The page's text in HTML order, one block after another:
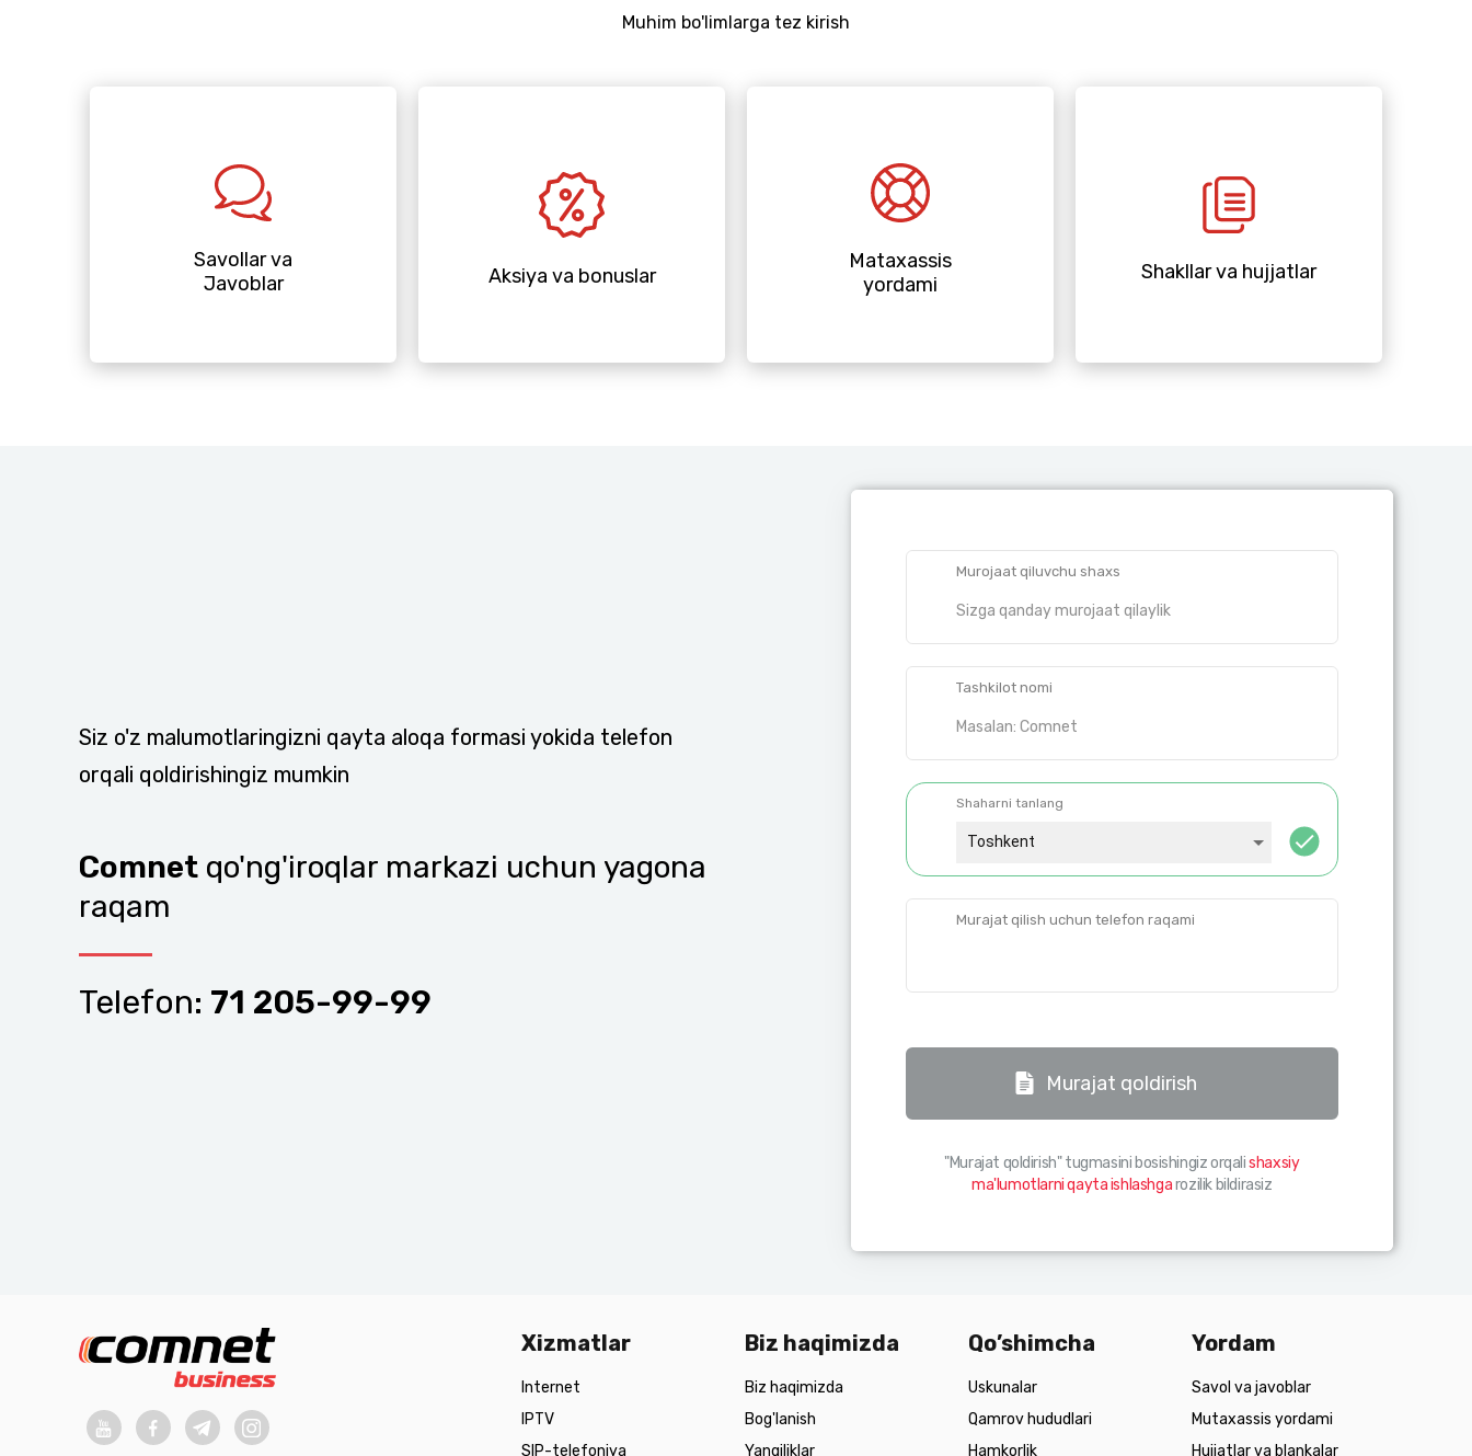
Muhim bo'limlarga tez kirish
Savollar va
Javoblar
Aksiya va bonuslar
Mataxassis
yordami
Shakllar va hujjatlar
Siz o'z malumotlaringizni qayta aloqa formasi yokida telefon
orqali qoldirishingiz mumkin
Comnet qo'ng'iroqlar markazi uchun yagona
raqam
Telefon: 71 205-99-99
Murojaat qiluvchu shaxs
Tashkilot nomi
Shaharni tanlang
Toshkent
Murajat qilish uchun telefon raqami
Murajat qoldirish
"Murajat qoldirish" tugmasini bosishingiz orqalishaxsiy
ma'lumotlarni qayta ishlashgarozilik bildirasiz
Xizmatlar
Internet
IPTV
SIP-telefoniya
Biz haqimizda
Biz haqimizda
Bog'lanish
Yangiliklar
Qo’shimcha
Uskunalar
Qamrov hududlari
Hamkorlik
Yordam
Savol va javoblar
Mutaxassis yordami
Hujjatlar va blankalar